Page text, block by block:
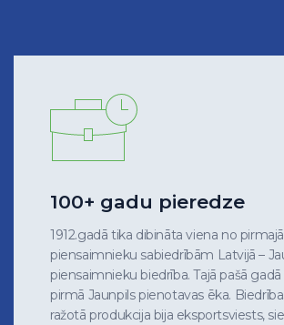
100+ gadu pieredze
1912.gadā tika dibināta viena no
piensaimnieku sabiedrībām Latvijā –
piensaimnieku biedrība. Tajā pašā
pirmā Jaunpils pienotavas ēka.
ražotā produkcija bija eksportsviests,